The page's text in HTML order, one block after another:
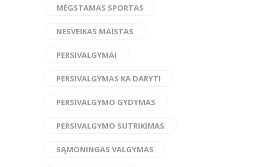
MĖGSTAMAS SPORTAS
NESVEIKAS MAISTAS
PERSIVALGYMAI
PERSIVALGYMAS KA DARYTI
PERSIVALGYMO GYDYMAS
PERSIVALGYMO SUTRIKIMAS
SĄMONINGAS VALGYMAS